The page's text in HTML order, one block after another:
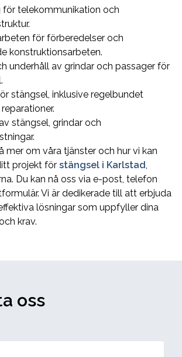
för telekommunikation och
för förberedelser och
konstruktionsarbeten.
underhåll av grindar och passager för
stängsel, inklusive regelbundet
stängsel, grindar och
mer om våra tjänster och hur vi kan
projekt för stängsel i Karlstad,
Du kan nå oss via e-post, telefon
Vi är dedikerade till att erbjuda
lösningar som uppfyller dina
krav.
oss